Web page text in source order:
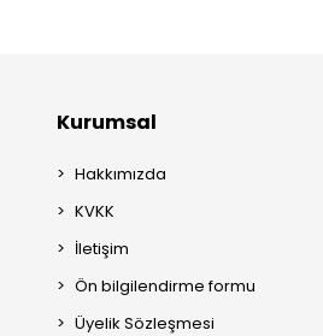
Kurumsal
Hakkımızda
KVKK
İletişim
Ön bilgilendirme formu
Üyelik Sözleşmesi